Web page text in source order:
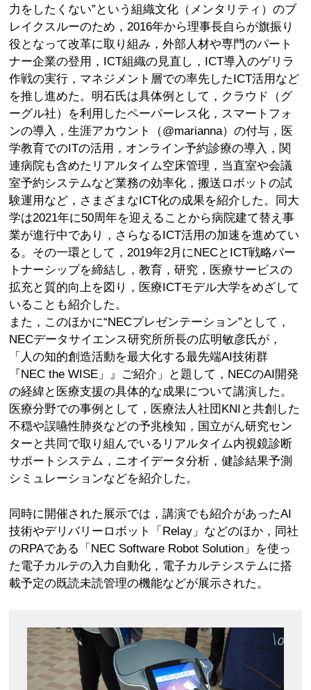
力をしたくない”という組織文化（メンタリティ）のブ
レイクスルーのため，2016年から理事長自らが旗振り
役となって改革に取り組み，外部人材や専門のパート
ナー企業の登用，ICT組織の見直し，ICT導入のゲリラ
作戦の実行，マネジメント層での率先したICT活用など
を推し進めた。明石氏は具体例として，クラウド（グ
ーグル社）を利用したペーパーレス化，スマートフォ
ンの導入，生涯アカウント（@marianna）の付与，医
学教育でのITの活用，オンライン予約診療の導入，関
連病院も含めたリアルタイム空床管理，当直室や会議
室予約システムなど業務の効率化，搬送ロボットの試
験運用など，さまざまなICT化の成果を紹介した。同大
学は2021年に50周年を迎えることから病院建て替え事
業が進行中であり，さらなるICT活用の加速を進めてい
る。その一環として，2019年2月にNECとICT戦略パー
トナーシップを締結し，教育，研究，医療サービスの
拡充と質的向上を図り，医療ICTモデル大学をめざして
いることも紹介した。
また，このほかに“NECプレゼンテーション”として，
NECデータサイエンス研究所所長の広明敏彦氏が，
「人の知的創造活動を最大化する最先端AI技術群
『NEC the WISE」』ご紹介」と題して，NECのAI開発
の経緯と医療支援の具体的な成果について講演した。
医療分野での事例として，医療法人社団KNIと共創した
不穏や誤嚥性肺炎などの予兆検知，国立がん研究セン
ターと共同で取り組んでいるリアルタイム内視鏡診断
サポートシステム，ニオイデータ分析，健診結果予測
シミュレーションなどを紹介した。
同時に開催された展示では，講演でも紹介があったAI
技術やデリバリーロボット「Relay」などのほか，同社
のRPAである「NEC Software Robot Solution」を使っ
た電子カルテの入力自動化，電子カルテシステムに搭
載予定の既読未読管理の機能などが展示された。